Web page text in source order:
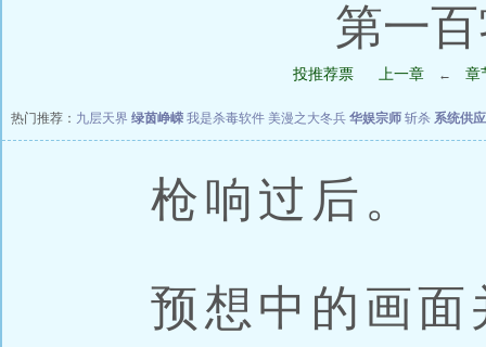
第一
投推荐票 上一章 ← 章
热门推荐： 九层天界 绿茵峥嵘 我是杀毒软件 美漫之大冬兵 华娱宗师 斩杀 系统供
枪响过后。
预想中的画面